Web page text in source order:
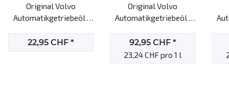
Original Volvo
Automatikgetriebeöl ,
22,95 CHF *
Original Volvo
Automatikgetriebeöl ,
92,95 CHF *
23,24 CHF pro 1 l